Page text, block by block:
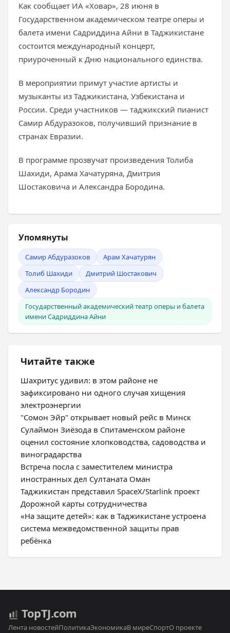
Как сообщает ИА «Ховар», 28 июня в
Государственном академическом театре оперы и
балета имени Садриддина Айни в Таджикистане
состоится международный концерт,
приуроченный к Дню национального единства.
В мероприятии примут участие артисты и
музыканты из Таджикистана, Узбекистана и
России. Среди участников — таджикский пианист
Самир Абдуразоков, получивший признание в
странах Евразии.
В программе прозвучат произведения Толиба
Шахиди, Арама Хачатуряна, Дмитрия
Шостаковича и Александра Бородина.
Упомянуты
Самир Абдуразоков
Арам Хачатурян
Толиб Шахиди
Дмитрий Шостакович
Александр Бородин
Государственный академический театр оперы и балета
имени Садриддина Айни
Читайте также
Шахритус удивил: в этом районе не
зафиксировано ни одного случая хищения
электроэнергии
"Сомон Эйр" открывает новый рейс в Минск
Сулаймон Зиёзода в Спитаменском районе
оценил состояние хлопководства, садоводства и
виноградарства
Встреча посла с заместителем министра
иностранных дел Султаната Оман
Таджикистан представил SpaceX/Starlink проект
Дорожной карты сотрудничества
«На защите детей»: как в Таджикистане устроена
система межведомственной защиты прав
ребёнка
TopTJ.com
Лента новостейПолитикаЭкономикаВ миреСпортО проекте